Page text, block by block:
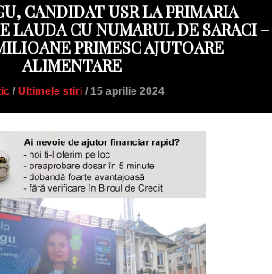
CANDIDAT USR LA PRIMARIA
LAUDA CU NUMARUL DE SARACI –
PRIMESC AJUTOARE
ALIMENTARE
/ Ultimele stiri / 15 aprilie 2024